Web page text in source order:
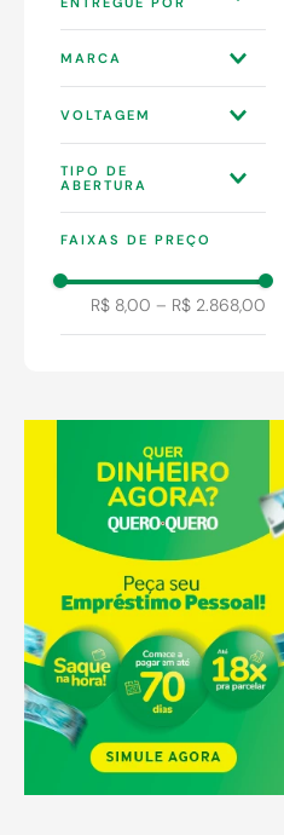
QUERO S.A
WEBCONTINENTAL
3P
MARCA
ASTRA
BRAZHU
BRINOX
DOCOL
ENERBRAS
FAME
FAME BRASIL
HERC
HYDRA
IDEAL
IDEAL IMPORTADOS
JACKWAL
KRONA
VOLTAGEM
127 V
220 V
220V
TIPO DE
ABERTURA
FAIXAS DE PREÇO
R$ 8,00 – R$ 2.868,00